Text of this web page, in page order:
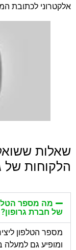
אלקטרוני לכתובת
שאלות
הלקוחות של
מה מספר
של חברת גרופון?
ומופיע גם למעלה